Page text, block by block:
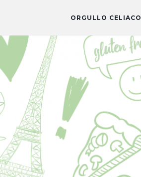
ORGULLO CELIACO